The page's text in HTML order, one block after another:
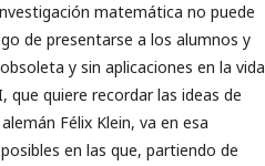
matemática no puede
de presentarse a los alumnos y
y sin aplicaciones en la vida
que quiere recordar las ideas de
Félix Klein, va en esa
en las que, partiendo de